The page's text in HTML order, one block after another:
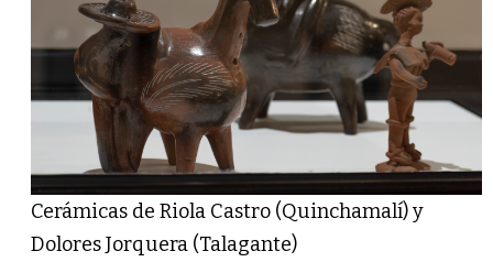
Cerámicas de Riola Castro (Quinchamalí) y
Dolores Jorquera (Talagante)